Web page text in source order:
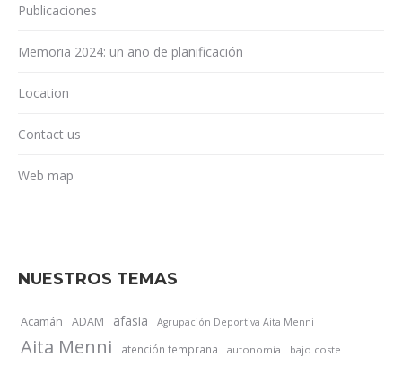
Publicaciones
Memoria 2024: un año de planificación
Location
Contact us
Web map
NUESTROS TEMAS
Acamán ADAM afasia Agrupación Deportiva Aita Menni
Aita Menni atención temprana autonomía bajo coste